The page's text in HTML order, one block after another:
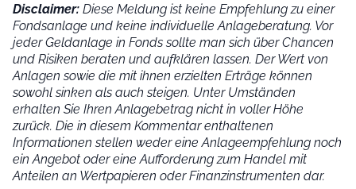
Disclaimer: Diese Meldung ist keine Empfehlung zu einer
Fondsanlage und keine individuelle Anlageberatung. Vor
jeder Geldanlage in Fonds sollte man sich über Chancen
und Risiken beraten und aufklären lassen. Der Wert von
Anlagen sowie die mit ihnen erzielten Erträge können
sowohl sinken als auch steigen. Unter Umständen
erhalten Sie Ihren Anlagebetrag nicht in voller Höhe
zurück. Die in diesem Kommentar enthaltenen
Informationen stellen weder eine Anlageempfehlung noch
ein Angebot oder eine Aufforderung zum Handel mit
Anteilen an Wertpapieren oder Finanzinstrumenten dar.